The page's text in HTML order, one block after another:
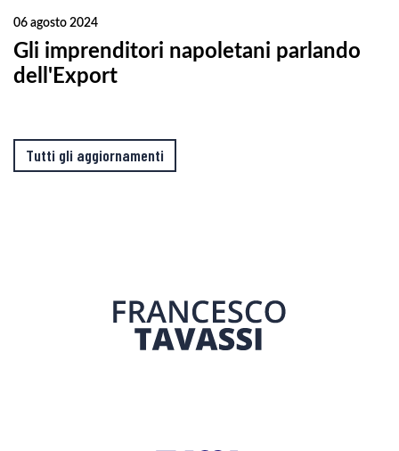
06 agosto 2024
Gli imprenditori napoletani parlando
dell'Export
Tutti gli aggiornamenti